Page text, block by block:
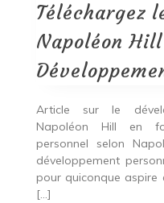
Téléchargez
Napoléon
Article sur le
Napoléon Hill en
personnel selon
développement
pour quiconque aspire
[…]